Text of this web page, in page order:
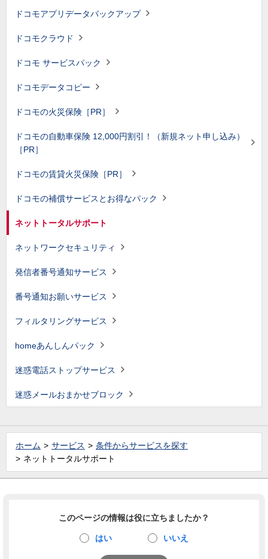
ドコモアプリデータバックアップ
ドコモクラウド
ドコモ サービスパック
ドコモデータコピー
ドコモの火災保険［PR］
ドコモの自動車保険 12,000円割引！（新規ネット申し込み）
［PR］
ドコモの賃貸火災保険［PR］
ドコモの補償サービスとお得なパック
ネットトータルサポート
ネットワークセキュリティ
発信者番号通知サービス
番号通知お願いサービス
フィルタリングサービス
homeあんしんパック
迷惑電話ストップサービス
迷惑メールおまかせブロック
ホーム サービス
条件からサービスを探す
ネットトータルサポート
このページの情報は役に立ちましたか？
はい いいえ